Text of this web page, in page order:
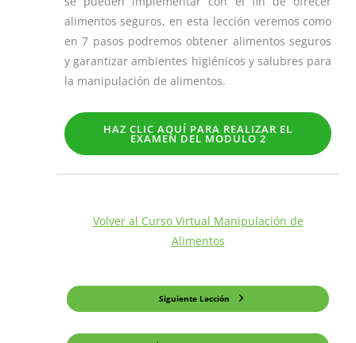
alimentos seguros, en esta lección veremos como
en 7 pasos podremos obtener alimentos seguros
y garantizar ambientes higiénicos y salubres para
la manipulación de alimentos.
HAZ CLIC AQUÍ PARA REALIZAR EL
EXAMEN DEL MODULO 2
Volver al Curso Virtual Manipulación de
Alimentos
Siguiente Lección